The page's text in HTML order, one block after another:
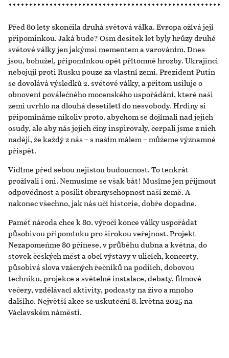
Před 80 lety skončila druhá světová válka. Evropa ožívá její
připomínkou. Jaká bude? Osm desítek let byly hrůzy druhé
světové války jen jakýmsi mementem a varováním. Dnes
jsou, bohužel, připomínkou opět přítomné hrozby. Ukrajinci
nebojují proti Rusku pouze za vlastní zemi. Prezident Putin
se dovolává výsledků 2. světové války, a přitom usiluje o
obnovení poválečného mocenského uspořádání, které naši
zemi uvrhlo na dlouhá desetiletí do nesvobody. Hrdiny si
připomínáme nikoliv proto, abychom se dojímali nad jejich
osudy, ale aby nás jejich činy inspirovaly, čerpali jsme z nich
naději, že každý z nás – s naším málem – můžeme významně
přispět.
Vidíme před sebou nejistou budoucnost. To tenkrát
prožívali i oni. Nemusíme se však bát! Musíme jen přijmout
odpovědnost a posílit obranyschopnost naší země. A
nakonec všechno, jak nás učí historie, dobře dopadne.
Paměť národa chce k 80. výročí konce války uspořádat
působivou připomínku pro širokou veřejnost. Projekt
Nezapomeňme 80 přinese, v průběhu dubna a května, do
stovek českých měst a obcí výstavy v ulicích, koncerty,
působivá slova vzácných řečníků na podiích, dobovou
techniku, projekce a světelné instalace, debaty, filmové
večery, vzdělávací aktivity, podcasty na živo a mnoho
dalšího. Největší akce se uskuteční 8. května 2025 na
Václavském náměstí.